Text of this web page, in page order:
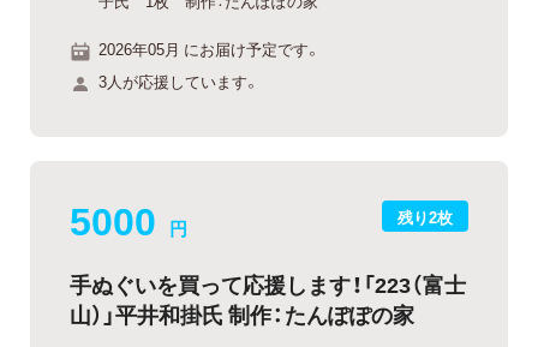
2026年05月 にお届け予定です。
3人が応援しています。
残り2枚
5000 円
手ぬぐいを買って応援します！「223（富士
山）」平井和掛氏 制作：たんぽぽの家